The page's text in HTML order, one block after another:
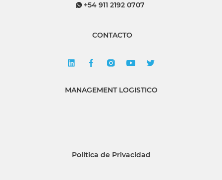
+54 911 2192 0707
CONTACTO
MANAGEMENT LOGISTICO
Política de Privacidad